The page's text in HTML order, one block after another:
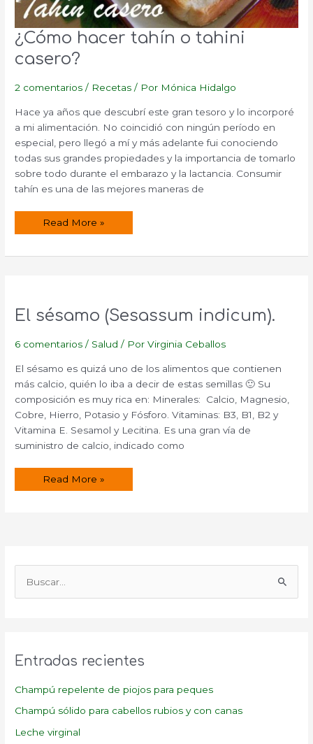
¿Cómo hacer tahín o tahini
casero?
2 comentarios / Recetas / Por Mónica Hidalgo
Hace ya años que descubrí este gran tesoro y lo incorporé
a mi alimentación. No coincidió con ningún período en
especial, pero llegó a mí y más adelante fui conociendo
todas sus grandes propiedades y la importancia de tomarlo
sobre todo durante el embarazo y la lactancia. Consumir
tahín es una de las mejores maneras de
¿Cómo
tahini
Read More »
El sésamo (Sesassum indicum).
6 comentarios / Salud / PorVirginia Ceballos
El sésamo es quizá uno de los alimentos que contienen
más calcio, quién lo iba a decir de estas semillas 🙂 Su
composición es muy rica en: Minerales: Calcio, Magnesio,
Cobre, Hierro, Potasio y Fósforo. Vitaminas: B3, B1, B2 y
Vitamina E. Sesamol y Lecitina. Es una gran vía de
suministro de calcio, indicado como
El
Read More »
r
p
o
Entradas recientes
Champú repelente de piojos para peques
Champú sólido para cabellos rubios y con canas
Leche virginal